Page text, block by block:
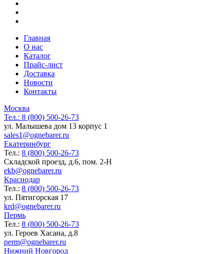
Главная
О нас
Каталог
Прайс-лист
Доставка
Новости
Контакты
Москва
Тел.: 8 (800) 500-26-73
ул. Малышева дом 13 корпус 1
sales1@ognebarer.ru
Екатеринбург
Тел.: 8 (800) 500-26-73
Складской проезд, д.6, пом. 2-Н
ekb@ognebarer.ru
Краснодар
Тел.: 8 (800) 500-26-73
ул. Пятигорская 17
krd@ognebarer.ru
Пермь
Тел.: 8 (800) 500-26-73
ул. Героев Хасана, д.8
perm@ognebarer.ru
Нижний Новгород